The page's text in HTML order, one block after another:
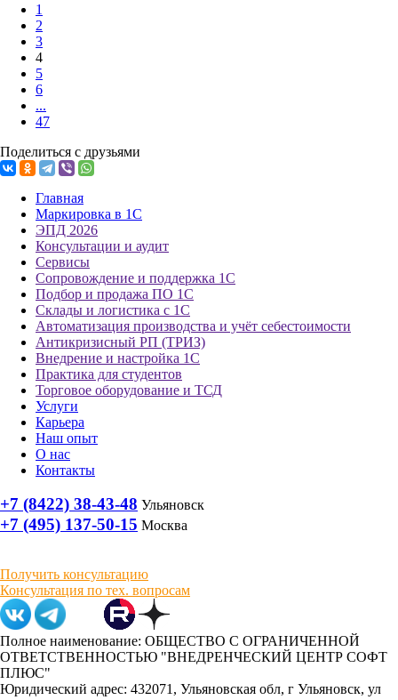
1
2
3
4
5
6
...
47
Поделиться с друзьями
Главная
Маркировка в 1С
ЭПД 2026
Консультации и аудит
Сервисы
Сопровождение и поддержка 1С
Подбор и продажа ПО 1С
Склады и логистика с 1С
Автоматизация производства и учёт себестоимости
Антикризисный РП (ТРИЗ)
Внедрение и настройка 1С
Практика для студентов
Торговое оборудование и ТСД
Услуги
Карьера
Наш опыт
О нас
Контакты
+7 (8422) 38-43-48 Ульяновск
+7 (495) 137-50-15 Москва
Получить консультацию
Консультация по тех. вопросам
Полное наименование: ОБЩЕСТВО С ОГРАНИЧЕННОЙ
ОТВЕТСТВЕННОСТЬЮ "ВНЕДРЕНЧЕСКИЙ ЦЕНТР СОФТ
ПЛЮС"
Юридический адрес: 432071, Ульяновская обл, г Ульяновск, ул